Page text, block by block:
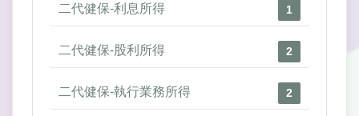
二代健保-利息所得 1
二代健保-股利所得 2
二代健保-執行業務所得 2